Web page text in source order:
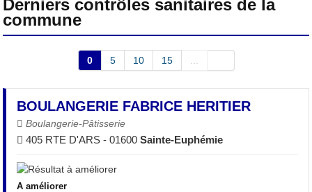
Derniers contrôles sanitaires de la
commune
0 5 10 15
BOULANGERIE FABRICE HERITIER
Boulangerie-Pâtisserie
405 RTE D'ARS - 01600Sainte-Euphémie
A améliorer